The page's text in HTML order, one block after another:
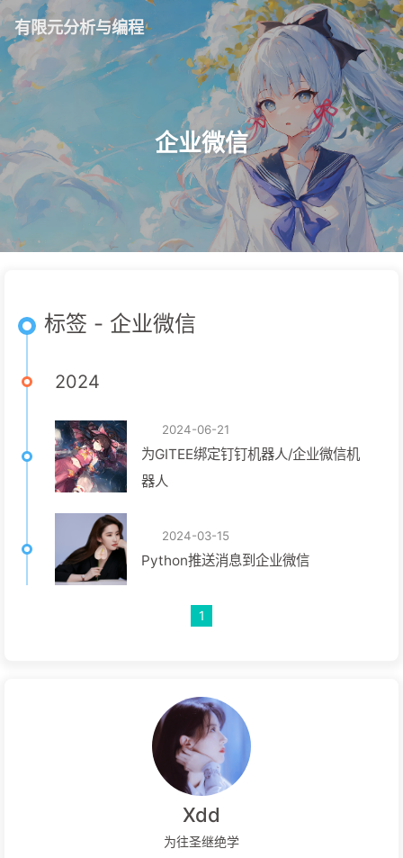
有限元分析与编程
企业微信
标签 - 企业微信
2024
2024-06-21
为GITEE绑定钉钉机器人/企业微信机
器人
2024-03-15
Python推送消息到企业微信
1
Xdd
为往圣继绝学